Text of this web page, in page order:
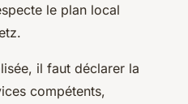
le plan local
il faut déclarer la
compétents,